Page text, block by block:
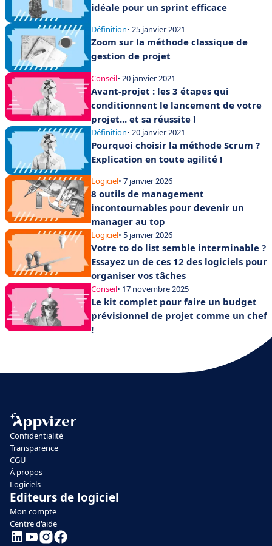
idéale pour un sprint efficace
Définition• 25 janvier 2021
Zoom sur la méthode classique de
gestion de projet
Conseil• 20 janvier 2021
Avant-projet : les 3 étapes qui
conditionnent le lancement de votre
projet... et sa réussite !
Définition• 20 janvier 2021
Pourquoi choisir la méthode Scrum ?
Explication en toute agilité !
Logiciel• 7 janvier 2026
8 outils de management
incontournables pour devenir un
manager au top
Logiciel• 5 janvier 2026
Votre to do list semble interminable ?
Essayez un de ces 12 des logiciels pour
organiser vos tâches
Conseil• 17 novembre 2025
Le kit complet pour faire un budget
prévisionnel de projet comme un chef
!
Confidentialité
Transparence
CGU
À propos
Logiciels
Editeurs de logiciel
Mon compte
Centre d'aide